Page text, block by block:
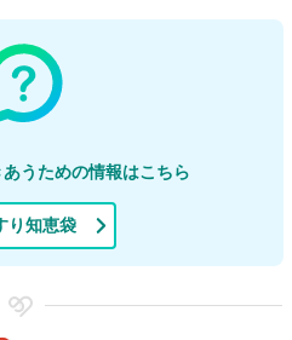
うための情報はこちら
り知恵袋